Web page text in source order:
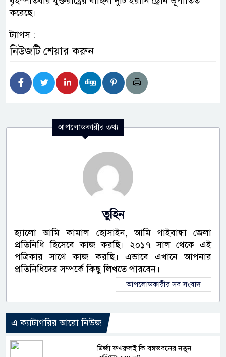
করেছে।
ট্যাগস :
নিউজটি শেয়ার করুন
আপলোডকারীর তথ্য
তুহিন
হ্যালো আমি কামাল হোসাইন, আমি গাইবান্ধা জেলা
প্রতিনিধি হিসেবে কাজ করছি। ২০১৭ সাল থেকে এই
পত্রিকার সাথে কাজ করছি। এভাবে এখানে আপনার
প্রতিনিধিদের সম্পর্কে কিছু লিখতে পারবেন।
আপলোডকারীর সব সংবাদ
এ ক্যাটাগরির আরো নিউজ
মির্জা ফখরুলই কি বঙ্গভবনের নতুন